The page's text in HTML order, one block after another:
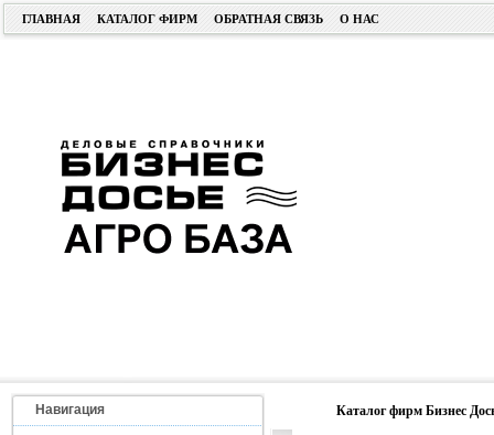
ГЛАВНАЯ КАТАЛОГ ФИРМ ОБРАТНАЯ СВЯЗЬ О НАС
Навигация Каталог фирм Бизнес